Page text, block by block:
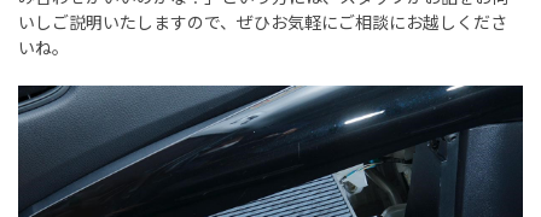
いしご説明いたしますので、ぜひお気軽にご相談にお越しくださ
いね。